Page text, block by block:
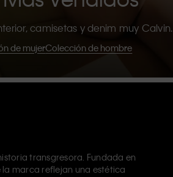
camisetas y denim muy Calvin.
de mujerColección de hombre
transgresora. Fundada en
la marca reflejan una estética